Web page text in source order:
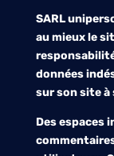
SARL
au mieux le
données
sur son site à
Des espaces